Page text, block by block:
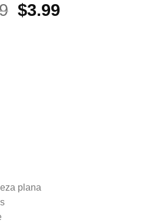
El
$3.99
plana